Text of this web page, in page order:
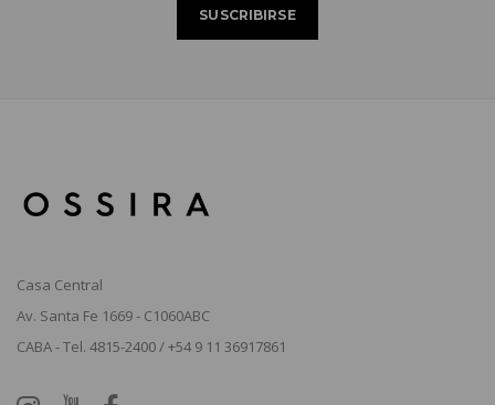
Casa Central
Av. Santa Fe 1669 - C1060ABC
CABA - Tel. 4815-2400 / +54 9 11 36917861